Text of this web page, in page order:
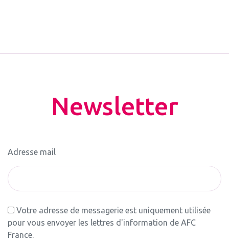
Newsletter
Adresse mail
Votre adresse de messagerie est uniquement utilisée
pour vous envoyer les lettres d'information de AFC
France.